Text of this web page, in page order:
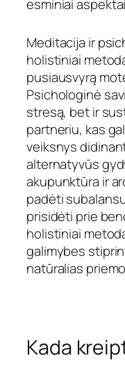
esminiai
Meditacija ir
holistiniai
pusiausvyrą
Psichologinė
stresą, bet ir
partneriu, kas
veiksnys
alternatyvūs
akupunktūra ir
padėti
prisidėti prie
holistiniai
galimybes
natūralias
Kada